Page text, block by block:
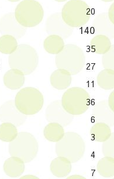
20
140
35
27
11
36
6
3
4
7